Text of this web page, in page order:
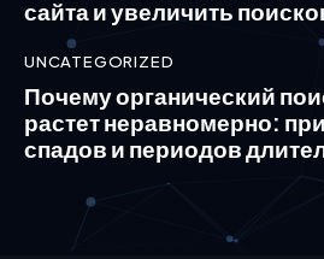
сайта и увеличить
UNCATEGORIZED
Почему органический
растет неравномерно:
спадов и периодов